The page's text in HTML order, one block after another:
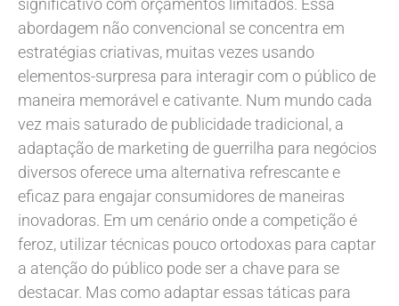
significativo com orçamentos limitados. Essa
abordagem não convencional se concentra em
estratégias criativas, muitas vezes usando
elementos-surpresa para interagir com o público de
maneira memorável e cativante. Num mundo cada
vez mais saturado de publicidade tradicional, a
adaptação de marketing de guerrilha para negócios
diversos oferece uma alternativa refrescante e
eficaz para engajar consumidores de maneiras
inovadoras. Em um cenário onde a competição é
feroz, utilizar técnicas pouco ortodoxas para captar
a atenção do público pode ser a chave para se
destacar. Mas como adaptar essas táticas para